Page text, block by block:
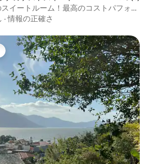
イートルーム！最高のコストパフォー
·情報の正確さ
イスです。